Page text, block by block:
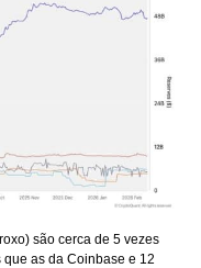
são cerca de 5 vezes
as da Coinbase e 12